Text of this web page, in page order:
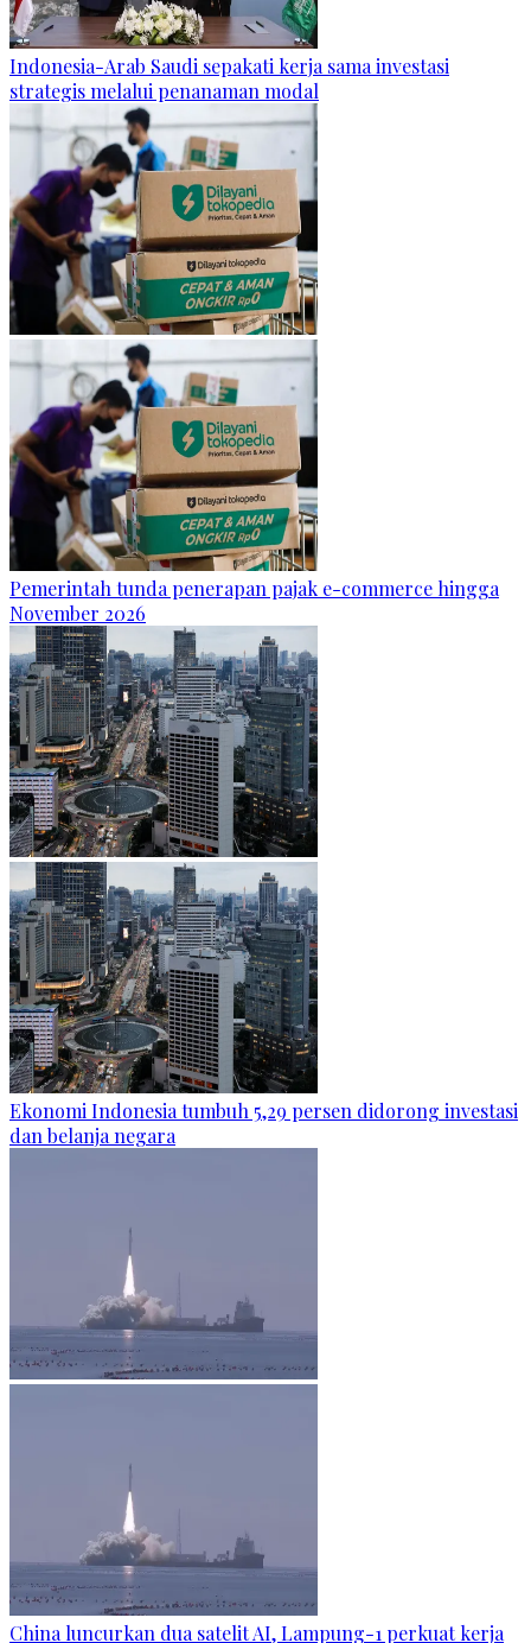
Indonesia-Arab Saudi sepakati kerja sama investasi
strategis melalui penanaman modal
Pemerintah tunda penerapan pajak e-commerce hingga
November 2026
Ekonomi Indonesia tumbuh 5,29 persen didorong investasi
dan belanja negara
China luncurkan dua satelit AI, Lampung-1 perkuat kerja